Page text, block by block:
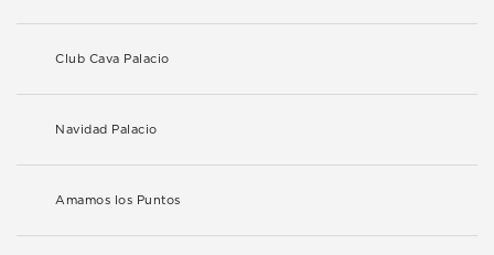
Club Cava Palacio
Navidad Palacio
Amamos los Puntos